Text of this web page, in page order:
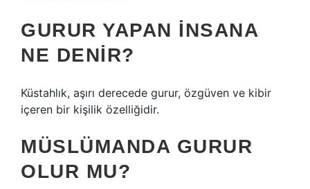
GURUR YAPAN INSANA
NE DENIR?
Küstahlık, aşırı derecede gurur, özgüven ve kibir
içeren bir kişilik özelliğidir.
MÜSLÜMANDA GURUR
OLUR MU?